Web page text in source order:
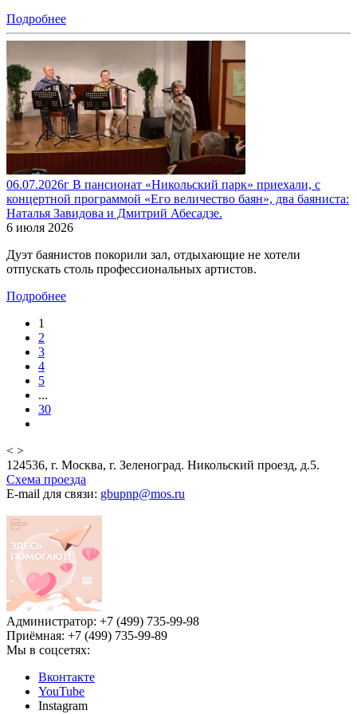
Подробнее
06.07.2026г В пансионат «Никольский парк» приехали, с
концертной программой «Его величество баян», два баяниста:
Наталья Завидова и Дмитрий Абесадзе.
6 июля 2026
Дуэт баянистов покорили зал, отдыхающие не хотели
отпускать столь профессиональных артистов.
Подробнее
1
2
3
4
5
...
30
< >
124536, г. Москва, г. Зеленоград. Никольский проезд, д.5.
Схема проезда
E-mail для связи: gbupnp@mos.ru
Администратор: +7 (499) 735-99-98
Приёмная: +7 (499) 735-99-89
Мы в соцсетях:
Вконтакте
YouTube
Instagram